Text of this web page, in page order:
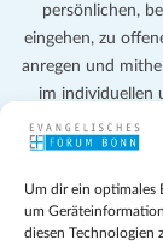
Um dir ein optimales
um
diesen Technologien
persönlichen,
eingehen, zu
anregen und
im individuellen